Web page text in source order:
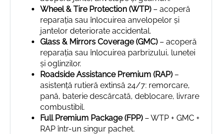
Wheel & Tire Protection (WTP)– acoperă
reparația sau înlocuirea anvelopelor și
jantelor deteriorate accidental.
Glass & Mirrors Coverage (GMC)– acoperă
reparația sau înlocuirea parbrizului, lunetei
și oglinzilor.
Roadside Assistance Premium (RAP)–
asistență rutieră extinsă 24/7: remorcare,
pană, baterie descărcată, deblocare, livrare
combustibil.
Full Premium Package (FPP)– WTP + GMC +
RAP într-un singur pachet.